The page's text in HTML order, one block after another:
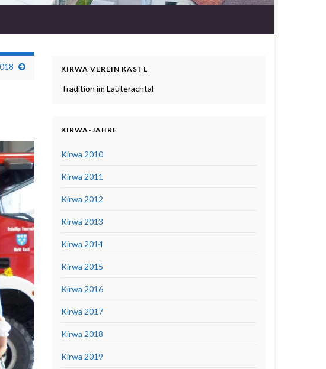
KIRWA VEREIN KASTL
Tradition im Lauterachtal
KIRWA-JAHRE
Kirwa 2010
Kirwa 2011
Kirwa 2012
Kirwa 2013
Kirwa 2014
Kirwa 2015
Kirwa 2016
Kirwa 2017
Kirwa 2018
Kirwa 2019